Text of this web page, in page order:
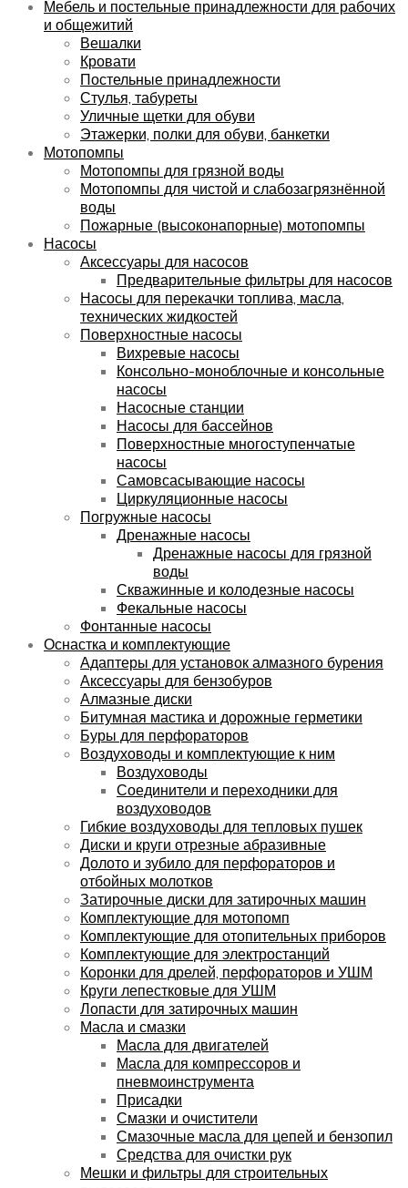
Мебель и постельные принадлежности для рабочих
и общежитий
Вешалки
Кровати
Постельные принадлежности
Стулья, табуреты
Уличные щетки для обуви
Этажерки, полки для обуви, банкетки
Мотопомпы
Мотопомпы для грязной воды
Мотопомпы для чистой и слабозагрязнённой
воды
Пожарные (высоконапорные) мотопомпы
Насосы
Аксессуары для насосов
Предварительные фильтры для насосов
Насосы для перекачки топлива, масла,
технических жидкостей
Поверхностные насосы
Вихревые насосы
Консольно-моноблочные и консольные
насосы
Насосные станции
Насосы для бассейнов
Поверхностные многоступенчатые
насосы
Самовсасывающие насосы
Циркуляционные насосы
Погружные насосы
Дренажные насосы
Дренажные насосы для грязной
воды
Скважинные и колодезные насосы
Фекальные насосы
Фонтанные насосы
Оснастка и комплектующие
Адаптеры для установок алмазного бурения
Аксессуары для бензобуров
Алмазные диски
Битумная мастика и дорожные герметики
Буры для перфораторов
Воздуховоды и комплектующие к ним
Воздуховоды
Соединители и переходники для
воздуховодов
Гибкие воздуховоды для тепловых пушек
Диски и круги отрезные абразивные
Долото и зубило для перфораторов и
отбойных молотков
Затирочные диски для затирочных машин
Комплектующие для мотопомп
Комплектующие для отопительных приборов
Комплектующие для электростанций
Коронки для дрелей, перфораторов и УШМ
Круги лепестковые для УШМ
Лопасти для затирочных машин
Масла и смазки
Масла для двигателей
Масла для компрессоров и
пневмоинструмента
Присадки
Смазки и очистители
Смазочные масла для цепей и бензопил
Средства для очистки рук
Мешки и фильтры для строительных